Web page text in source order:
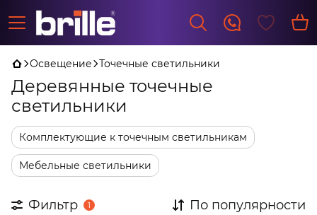
Освещение Точечные светильники
Деревянные точечные
светильники
Комплектующие к точечным светильникам
Мебельные светильники
Фильтр 1 По популярности